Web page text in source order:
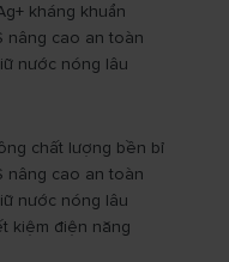
kháng khuẩn
nâng cao an toàn
nước nóng lâu
chất lượng bền bỉ
nâng cao an toàn
nước nóng lâu
kiệm điện năng